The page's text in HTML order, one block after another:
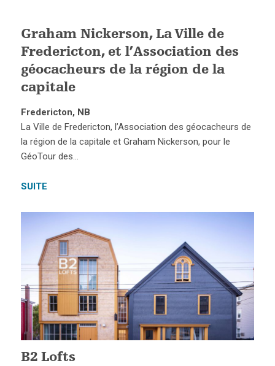
Graham Nickerson, La Ville de
Fredericton, et l’Association des
géocacheurs de la région de la
capitale
Fredericton, NB
La Ville de Fredericton, l’Association des géocacheurs de
la région de la capitale et Graham Nickerson, pour le
GéoTour des…
SUITE
B2 Lofts